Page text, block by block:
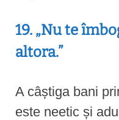
19. „Nu te
altora.”
A câștiga bani
este neetic și